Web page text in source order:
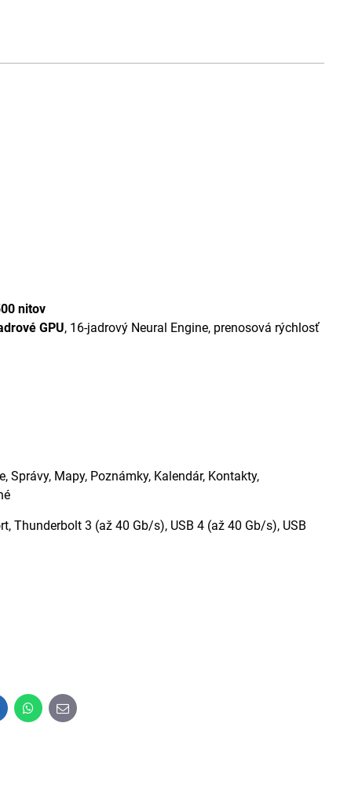
nitov
GPU, 16-jadrový Neural Engine, prenosová rýchlosť
Správy, Mapy, Poznámky, Kalendár, Kontakty,
Thunderbolt 3 (až 40 Gb/s), USB 4 (až 40 Gb/s), USB
WhatsApp
E-
mail